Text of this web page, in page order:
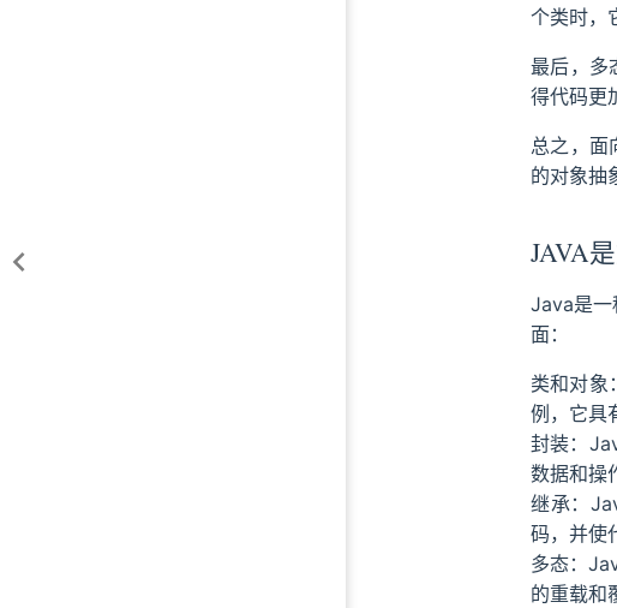
个类时，
最后，多
得代码更
总之，面
的对象抽
JAVA
Java是一
面：
类和对象
例，它具
封装：
数据和操
继承：
码，并使
多态：
的重载和